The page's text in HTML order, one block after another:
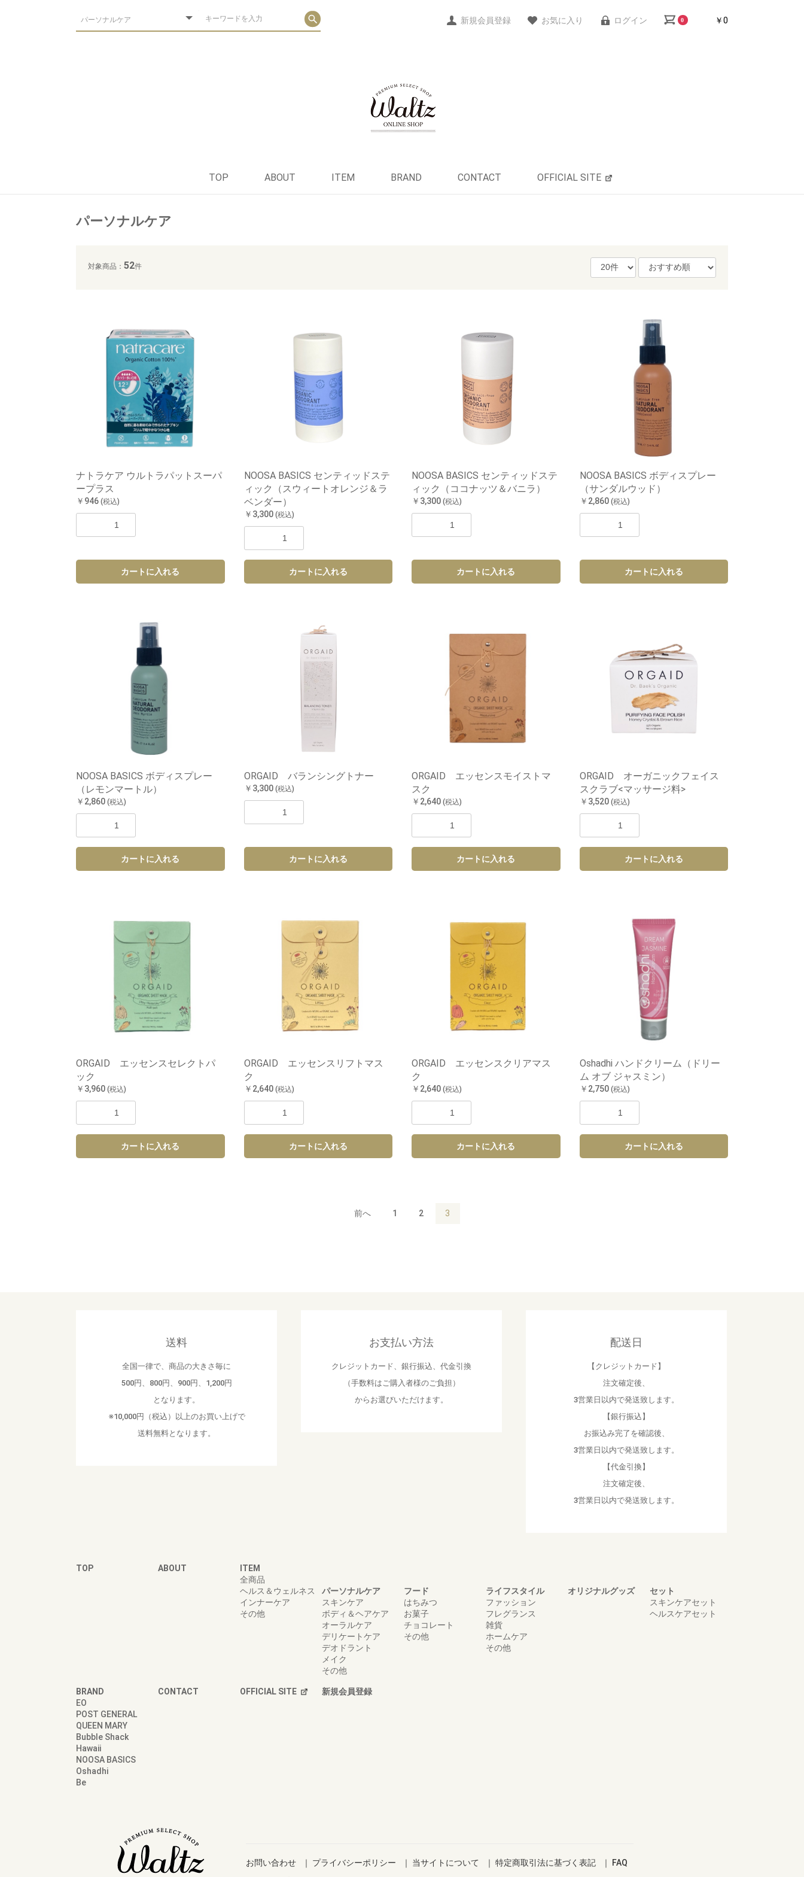
新規会員登録 お気に入り ログイン 0 ￥0
TOP ABOUT ITEM BRAND CONTACT OFFICIAL SITE
パーソナルケア
対象商品： 52件
ナトラケア ウルトラパットスーパ
ープラス
￥946 (税込)
カートに入れる
NOOSA BASICS センティッドステ
ィック（スウィートオレンジ＆ラ
ベンダー）
￥3,300 (税込)
カートに入れる
NOOSA BASICS センティッドステ
ィック（ココナッツ＆バニラ）
￥3,300 (税込)
カートに入れる
NOOSA BASICS ボディスプレー
（サンダルウッド）
￥2,860 (税込)
カートに入れる
NOOSA BASICS ボディスプレー
（レモンマートル）
￥2,860 (税込)
カートに入れる
ORGAID バランシングトナー
￥3,300 (税込)
カートに入れる
ORGAID エッセンスモイストマ
スク
￥2,640 (税込)
カートに入れる
ORGAID オーガニックフェイス
スクラブ<マッサージ料>
￥3,520 (税込)
カートに入れる
ORGAID エッセンスセレクトパ
ック
￥3,960 (税込)
カートに入れる
ORGAID エッセンスリフトマス
ク
￥2,640 (税込)
カートに入れる
ORGAID エッセンスクリアマス
ク
￥2,640 (税込)
カートに入れる
Oshadhi ハンドクリーム（ドリー
ム オブ ジャスミン）
￥2,750 (税込)
カートに入れる
お買い物を続ける カートへ進む
前へ 1 2 3
送料
全国一律で、商品の大きさ毎に
500円、800円、900円、1,200円
となります。
※10,000円（税込）以上のお買い上げで
送料無料となります。
お支払い方法
クレジットカード、銀行振込、代金引換
（手数料はご購入者様のご負担）
からお選びいただけます。
配送日
【クレジットカード】
注文確定後、
3営業日以内で発送致します。
【銀行振込】
お振込み完了を確認後、
3営業日以内で発送致します。
【代金引換】
注文確定後、
3営業日以内で発送致します。
TOP ABOUT
ITEM
全商品
ヘルス＆ウェルネス
インナーケア
その他
パーソナルケア
スキンケア
ボディ＆ヘアケア
オーラルケア
デリケートケア
デオドラント
メイク
その他
フード
はちみつ
お菓子
チョコレート
その他
ライフスタイル
ファッション
フレグランス
雑貨
ホームケア
その他
オリジナルグッズ
セット
スキンケアセット
ヘルスケアセット
BRAND
EO
POST GENERAL
QUEEN MARY
Bubble Shack
Hawaii
NOOSA BASICS
Oshadhi
Be
CONTACT OFFICIAL SITE 新規会員登録
お問い合わせ ｜ プライバシーポリシー ｜ 当サイトについて ｜ 特定商取引法に基づく表記 ｜
FAQ